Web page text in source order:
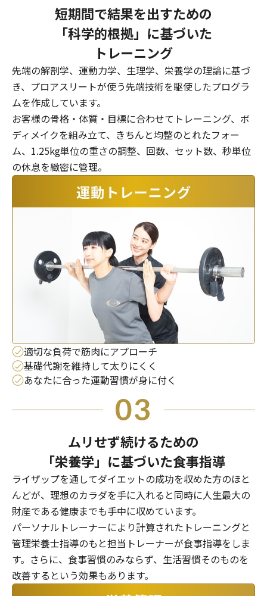
短期間で結果を出すための
「科学的根拠」に基づいた
トレーニング
先端の解剖学、運動力学、生理学、栄養学の理論に基づ
き、プロアスリートが使う先端技術を駆使したプログラ
ムを作成しています。
お客様の骨格・体質・目標に合わせてトレーニング、ボ
ディメイクを組み立て、きちんと均整のとれたフォー
ム、1.25kg単位の重さの調整、回数、セット数、秒単位
の休息を緻密に管理。
適切な負荷で筋肉にアプローチ
基礎代謝を維持して太りにくく
あなたに合った運動習慣が身に付く
03
ムリせず続けるための
「栄養学」に基づいた食事指導
ライザップを通してダイエットの成功を収めた方のほと
んどが、理想のカラダを手に入れると同時に人生最大の
財産である健康までも手中に収めています。
パーソナルトレーナーにより計算されたトレーニングと
管理栄養士指導のもと担当トレーナーが食事指導をしま
す。さらに、食事習慣のみならず、生活習慣そのものを
改善するという効果もあります。